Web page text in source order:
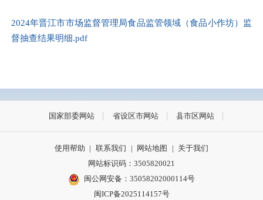
2024年晋江市市场监督管理局食品监管领域（食品小作坊）监
督抽查结果明细.pdf
国家部委网站 省设区市网站 县市区网站
使用帮助 | 联系我们 | 网站地图 | 关于我们
网站标识码：3505820021
闽公网安备：35058202000114号
闽ICP备2025114157号